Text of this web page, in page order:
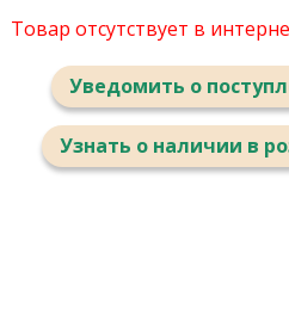
Товар отсутствует в
Уведомить о
Узнать о наличии в